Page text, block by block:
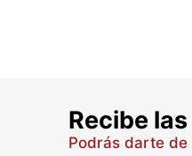
Recibe
Podrás darte